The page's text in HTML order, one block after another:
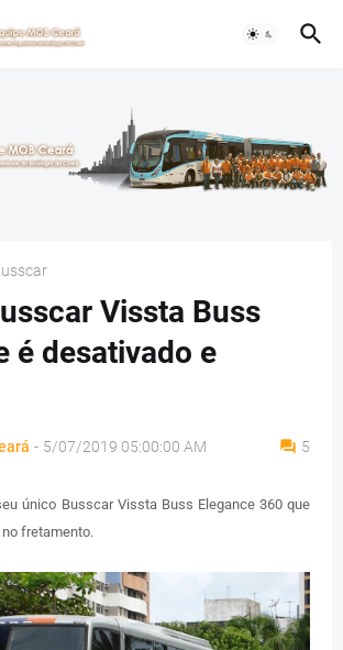
Vissta Buss
é desativado e
- 5/07/2019 05:00:00 AM 5
único Busscar Vissta Buss Elegance 360 que
fretamento.